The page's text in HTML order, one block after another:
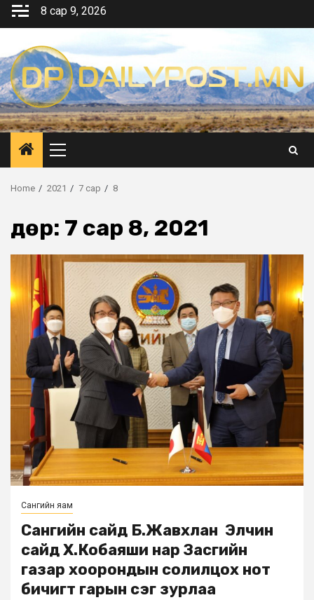
Skip
8 сар 9, 2026
Primary
Menu
Home 2021 7 сар 8
Өдөр: 7 сар 8, 2021
Сангийн яам
Сангийн сайд Б.Жавхлан Элчин
сайд Х.Кобаяши нар Засгийн
газар хоорондын солилцох нот
бичигт гарын үсэг зурлаа